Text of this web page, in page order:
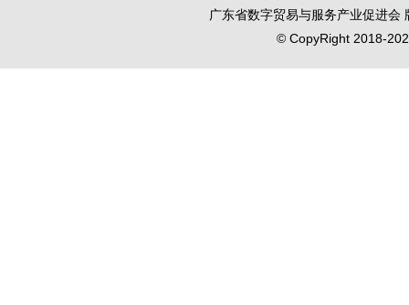
广东省数字贸易与服务产业促进会
© CopyRight 2018-